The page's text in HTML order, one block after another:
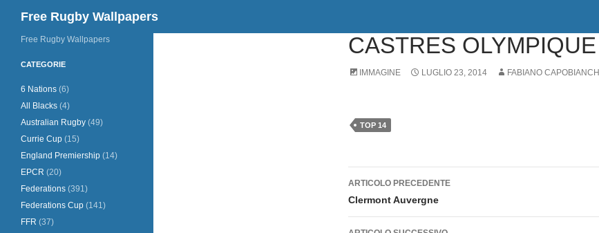
Free Rugby Wallpapers
CASTRES OLYMPIQUE
IMMAGINE LUGLIO 23, 2014 FABIANO CAPOBIANCHI
TOP 14
Navigazione
articolo
ARTICOLO PRECEDENTE
Clermont Auvergne
Free Rugby Wallpapers
CATEGORIE
6 Nations (6)
All Blacks (4)
Australian Rugby (49)
Currie Cup (15)
England Premiership (14)
EPCR (20)
Federations (391)
Federations Cup (141)
FFR (37)